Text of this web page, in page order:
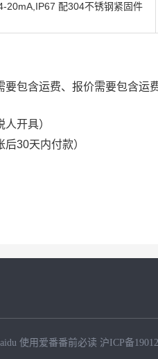
20mA,IP67 配304不锈钢紧固件
包含运费、报价需要包含
开具）
30天内付款）
使用爱番番前必读 沪ICP备